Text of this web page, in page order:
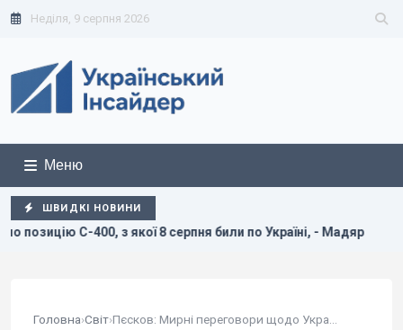
Неділя, 9 серпня 2026
Меню
ШВИДКІ НОВИНИ
8 серпня били по Україні, - Мадяр Дві океанічні
Головна›Світ›